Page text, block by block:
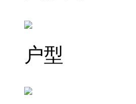
户型